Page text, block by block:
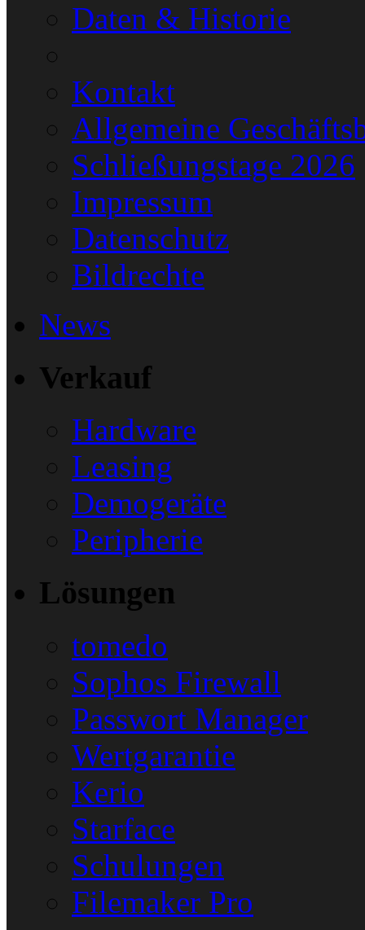
Daten & Historie
Kontakt
Allgemeine
Schließungstage 2026
Impressum
Datenschutz
Bildrechte
News
Verkauf
Hardware
Leasing
Demogeräte
Peripherie
Lösungen
tomedo
Sophos Firewall
Passwort Manager
Wertgarantie
Kerio
Starface
Schulungen
Filemaker Pro